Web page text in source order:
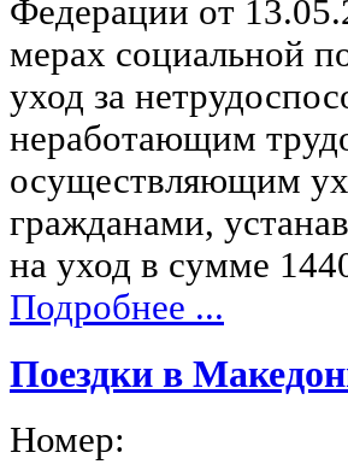
Федерации от
мерах социальной
уход за
неработающим
осуществляющим
гражданами,
на уход в сумме
Подробнее ...
Поездки в
Номер: